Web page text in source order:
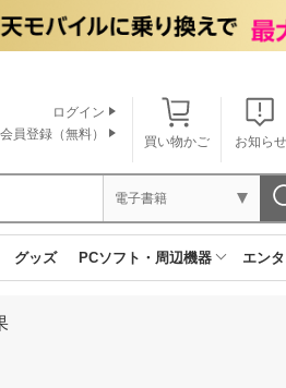
買い物かご お知らせ
ログイン
員登録（無料）
電子書籍
グッズ PCソフト・周辺機器 エン